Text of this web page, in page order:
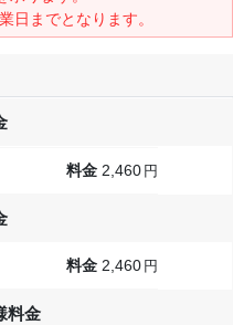
日までとなります。
2,460 円
2,460 円
料金